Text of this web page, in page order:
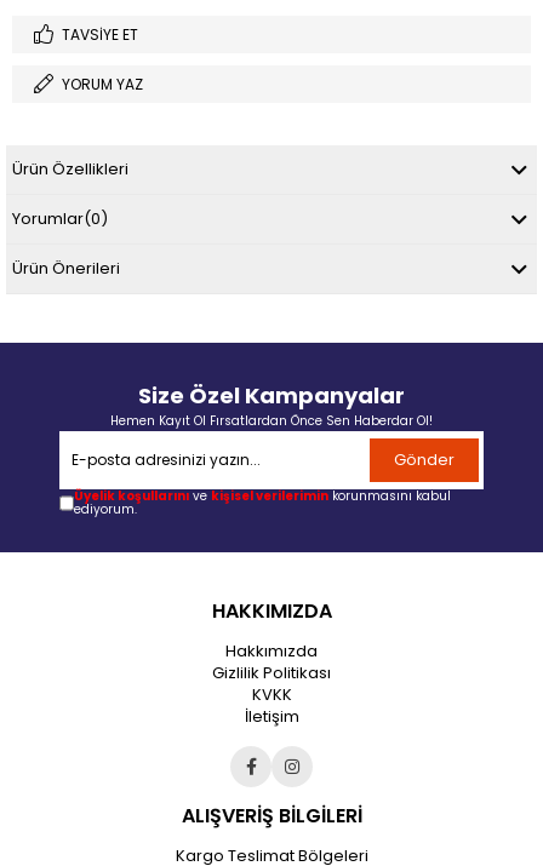
TAVSIYE ET
YORUM YAZ
Ürün Özellikleri
Yorumlar(0)
Ürün Önerileri
Size Özel Kampanyalar
Hemen Kayıt Ol Fırsatlardan Önce Sen Haberdar Ol!
Gönder
Üyelik koşullarını ve kişisel verilerimin korunmasını kabul
ediyorum.
HAKKIMIZDA
Hakkımızda
Gizlilik Politikası
KVKK
İletişim
ALIŞVERİŞ BİLGİLERİ
Kargo Teslimat Bölgeleri